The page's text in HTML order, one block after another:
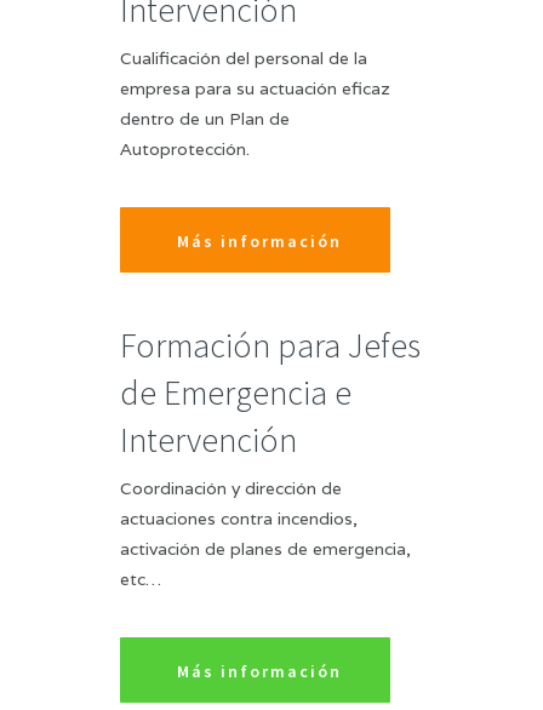
Intervención
Cualificación del personal de la
empresa para su actuación eficaz
dentro de un Plan de
Autoprotección.
Más información
Formación para Jefes
de Emergencia e
Intervención
Coordinación y dirección de
actuaciones contra incendios,
activación de planes de emergencia,
etc…
Más información